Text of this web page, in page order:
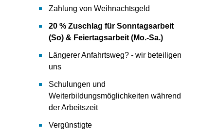
Zahlung von Weihnachtsgeld
20 % Zuschlag für Sonntagsarbeit
(So) & Feiertagsarbeit (Mo.-Sa.)
Längerer Anfahrtsweg? - wir beteiligen
uns
Schulungen und
Weiterbildungsmöglichkeiten während
der Arbeitszeit
Vergünstigte